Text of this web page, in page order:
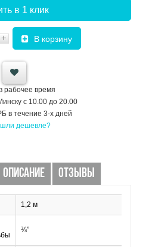
в 1 клик
+ В корзину
рабочее время
с 10.00 до 20.00
в течение 3-х дней
дешевле?
ОПИСАНИЕ ОТЗЫВЫ
1,2 м
¾”